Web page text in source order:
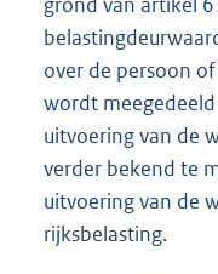
over de persoon
wordt
uitvoering van de
verder bekend te
uitvoering van de
rijksbelasting.